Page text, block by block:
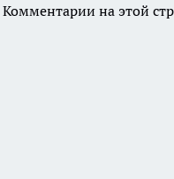
Комментарии на этой